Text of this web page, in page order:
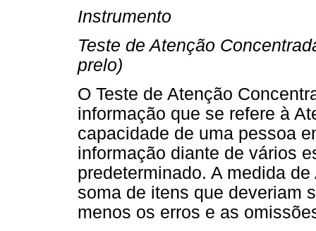
Instrumento
Teste de Atenção
prelo)
O Teste de Atenção
informação que se refere à
capacidade de uma pessoa
informação diante de vários
predeterminado. A medida
soma de itens que deveriam
menos os erros e as